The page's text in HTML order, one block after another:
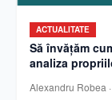
ACTUALITATE
Să învățăm
analiza
Alexandru Robea ·